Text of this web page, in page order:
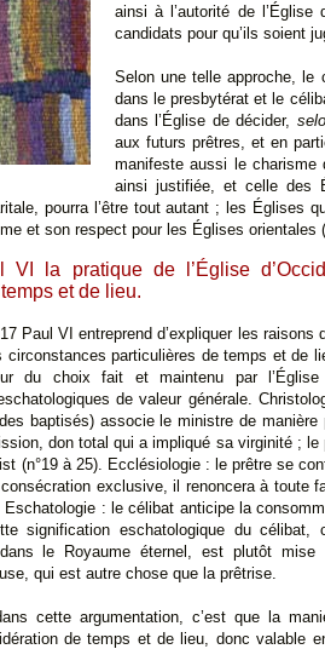
ainsi à l’autorité de
candidats pour qu’ils soient
Selon une telle approche, le
dans le presbytérat et le
dans l’Église de décider,
aux futurs prêtres, et en
manifeste aussi le charisme
ainsi justifiée, et celle des
pourra l’être tout autant ; les Églises
et son respect pour les Églises orientales
VI la pratique de l’Église
et de lieu.
Paul VI entreprend d’expliquer les
circonstances particulières de temps et de
du choix fait et maintenu par l’Église
de valeur générale.
baptisés) associe le ministre de
don total qui a impliqué sa virginité ; le
(n°19 à 25). Ecclésiologie : le prêtre se
exclusive, il renoncera à toute
Eschatologie : le célibat anticipe la
signification eschatologique du célibat,
le Royaume éternel, est plutôt mise
qui est autre chose que la prêtrise.
cette argumentation, c’est que la
de temps et de lieu, donc valable